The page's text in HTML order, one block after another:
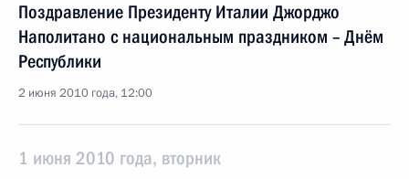
Поздравление Президенту Италии Джорджо
Наполитано с национальным праздником – Днём
Республики
2 июня 2010 года, 12:00
1 июня 2010 года, вторник